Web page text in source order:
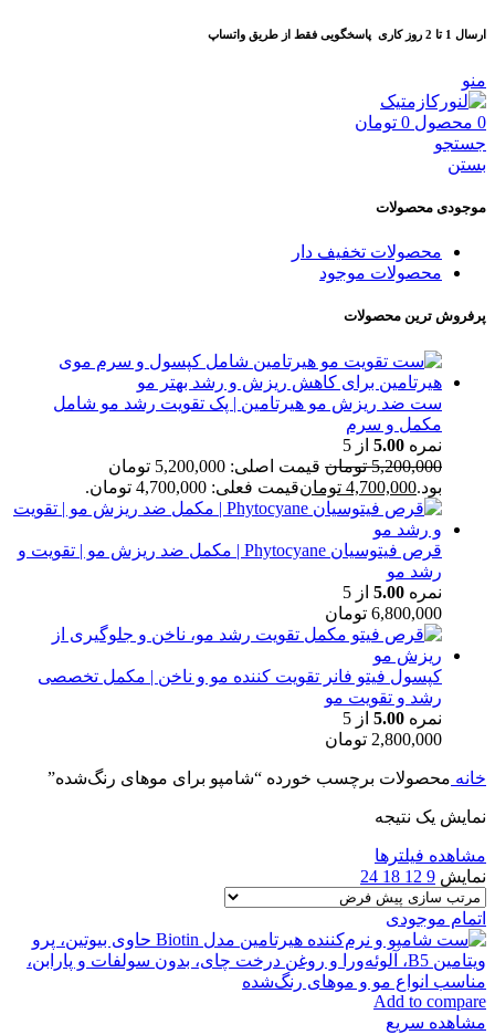
ارسال 1 تا 2 روز کاری پاسخگویی فقط از طریق واتساپ
منو
0 محصول 0 تومان
جستجو
بستن
موجودی محصولات
محصولات تخفیف دار
محصولات موجود
پرفروش ترین محصولات
ست ضد ریزش مو هیرتامین | پک تقویت رشد مو شامل
مکمل و سرم
نمره 5.00 از 5
5,200,000 تومان
قیمت اصلی: 5,200,000 تومان
بود.4,700,000 تومانقیمت فعلی: 4,700,000 تومان.
قرص فیتوسیان Phytocyane | مکمل ضد ریزش مو | تقویت و
رشد مو
نمره 5.00 از 5
6,800,000 تومان
کپسول فیتو فانر تقویت کننده مو و ناخن | مکمل تخصصی
رشد و تقویت مو
نمره 5.00 از 5
2,800,000 تومان
خانه محصولات برچسب خورده “شامپو برای موهای رنگ‌شده”
نمایش یک نتیجه
مشاهده فیلترها
نمایش 9
12
18
24
اتمام موجودی
Add to compare
مشاهده سریع